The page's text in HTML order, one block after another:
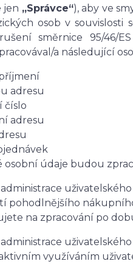
jen „Správce“), aby ve
osob v
směrnice 95/46/
a následující
adresu
číslo
adresu
osobní údaje budou
pohodlnějšího
na zpracování po
využíváním